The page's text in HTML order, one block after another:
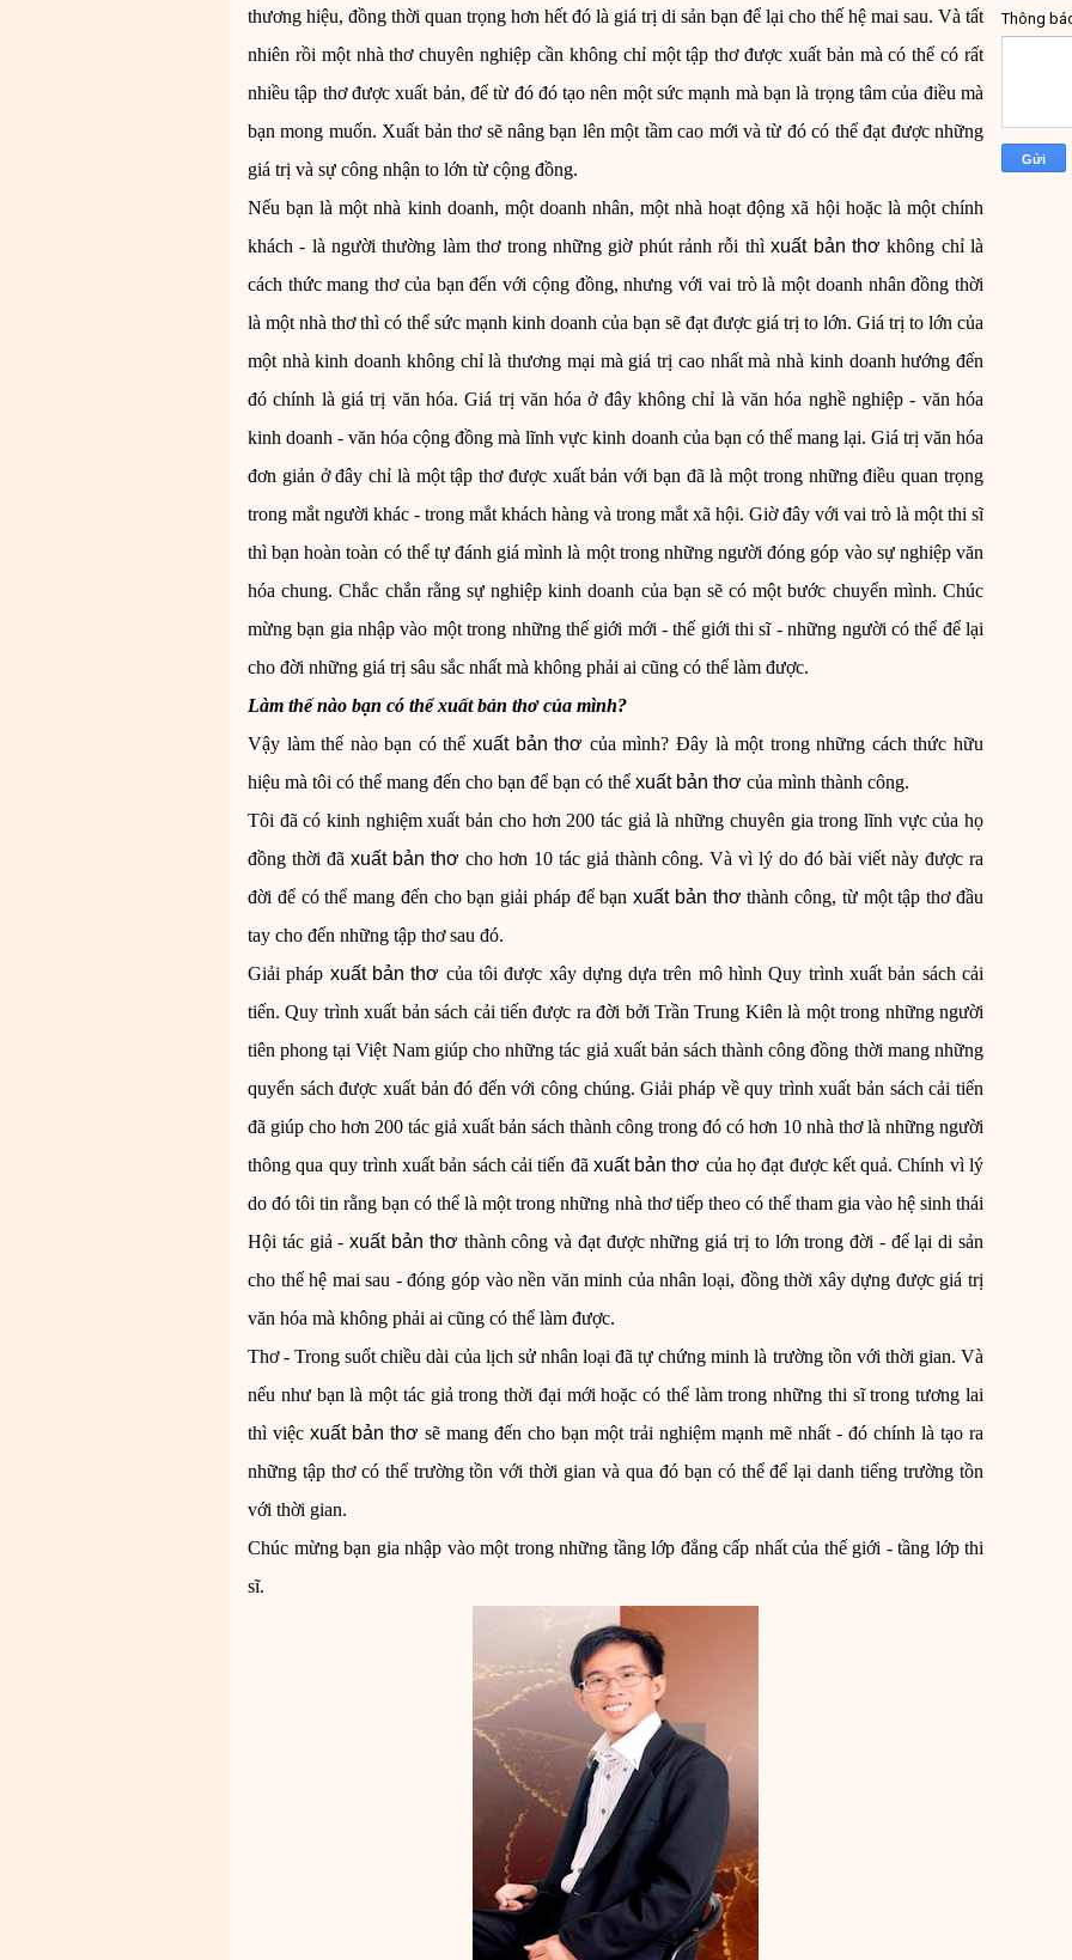
thương hiệu, đồng thời quan trọng hơn hết đó là giá trị di sản bạn để lại cho thế hệ mai sau. Và tất
nhiên rồi một nhà thơ chuyên nghiệp cần không chỉ một tập thơ được xuất bản mà có thể có rất
nhiều tập thơ được xuất bản, để từ đó đó tạo nên một sức mạnh mà bạn là trọng tâm của điều mà
bạn mong muốn. Xuất bản thơsẽ nâng bạn lên một tầm cao mới và từ đó có thể đạt được những
giá trị và sự công nhận to lớn từ cộng đồng.
Nếu bạn là một nhà kinh doanh, một doanh nhân, một nhà hoạt động xã hội hoặc là một chính
khách - là người thường làm thơ trong những giờ phút rảnh rỗi thìxuất bản thơ không chỉ là
cách thức mang thơ của bạn đến với cộng đồng, nhưng với vai trò là một doanh nhân đồng thời
là một nhà thơ thì có thể sức mạnh kinh doanh của bạn sẽ đạt được giá trị to lớn. Giá trị to lớn của
một nhà kinh doanh không chỉ là thương mại mà giá trị cao nhất mà nhà kinh doanh hướng đến
đó chính là giá trị văn hóa. Giá trị văn hóa ở đây không chỉ là văn hóa nghề nghiệp - văn hóa
kinh doanh - văn hóa cộng đồng mà lĩnh vực kinh doanh của bạn có thể mang lại. Giá trị văn hóa
đơn giản ở đây chỉ là một tập thơ được xuất bản với bạn đã là một trong những điều quan trọng
trong mắt người khác - trong mắt khách hàng và trong mắt xã hội. Giờ đây với vai trò là một thi sĩ
thì bạn hoàn toàn có thể tự đánh giá mình là một trong những người đóng góp vào sự nghiệp văn
hóa chung. Chắc chắn rằng sự nghiệp kinh doanh của bạn sẽ có một bước chuyển mình. Chúc
mừng bạn gia nhập vào một trong những thế giới mới - thế giới thi sĩ - những người có thể để lại
cho đời những giá trị sâu sắc nhất mà không phải ai cũng có thể làm được.
Làm thế nào bạn có thểxuất bản thơ của mình?
Vậy làm thế nào bạn có thểxuất bản thơ của mình? Đây là một trong những cách thức hữu
hiệu mà tôi có thể mang đến cho bạn để bạn có thể xuất bản thơ của mình thành công.
Tôi đã có kinh nghiệm xuất bản cho hơn 200 tác giả là những chuyên gia trong lĩnh vực của họ
đồng thời đã xuất bản thơ cho hơn 10 tác giả thành công. Và vì lý do đó bài viết này được ra
đời để có thể mang đến cho bạn giải pháp để bạnxuất bản thơ thành công, từ một tập thơ đầu
tay cho đến những tập thơ sau đó.
Giải pháp xuất bản thơ của tôi được xây dựng dựa trên mô hình Quy trình xuất bản sách cải
tiến. Quy trình xuất bản sách cải tiến được ra đời bởi Trần Trung Kiên là một trong những người
tiên phong tại Việt Nam giúp cho những tác giả xuất bản sách thành công đồng thời mang những
quyển sách được xuất bản đó đến với công chúng. Giải pháp về quy trình xuất bản sách cải tiến
đã giúp cho hơn 200 tác giả xuất bản sách thành công trong đó có hơn 10 nhà thơ là những người
thông qua quy trình xuất bản sách cải tiến đã xuất bản thơ của họ đạt được kết quả. Chính vì lý
do đó tôi tin rằng bạn có thể là một trong những nhà thơ tiếp theo có thể tham gia vào hệ sinh thái
Hội tác giả -xuất bản thơ thành công và đạt được những giá trị to lớn trong đời - để lại di sản
cho thế hệ mai sau - đóng góp vào nền văn minh của nhân loại, đồng thời xây dựng được giá trị
văn hóa mà không phải ai cũng có thể làm được.
Thơ - Trong suốt chiều dài của lịch sử nhân loại đã tự chứng minh là trường tồn với thời gian. Và
nếu như bạn là một tác giả trong thời đại mới hoặc có thể làm trong những thi sĩ trong tương lai
thì việc xuất bản thơ sẽ mang đến cho bạn một trải nghiệm mạnh mẽ nhất - đó chính là tạo ra
những tập thơ có thể trường tồn với thời gian và qua đó bạn có thể để lại danh tiếng trường tồn
với thời gian.
Chúc mừng bạn gia nhập vào một trong những tầng lớp đẳng cấp nhất của thế giới - tầng lớp thi
sĩ.
Thông